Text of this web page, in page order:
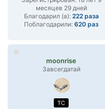
месяцев 29 дней
Благодарил (а): 222 раза
Поблагодарили: 620 раз
moonrise
Завсегдатай
TC